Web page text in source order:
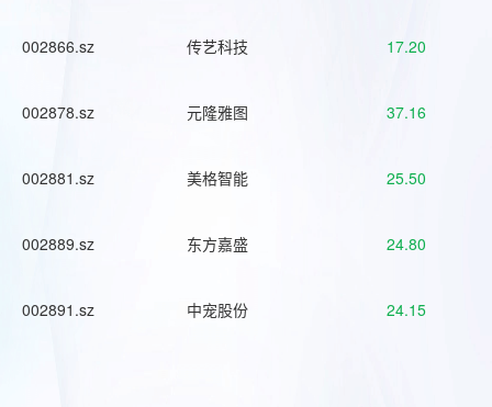
002866.sz 传艺科技 17.20
002878.sz 元隆雅图 37.16
002881.sz 美格智能 25.50
002889.sz 东方嘉盛 24.80
002891.sz 中宠股份 24.15